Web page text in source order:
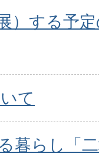
）する予
て
暮らし「